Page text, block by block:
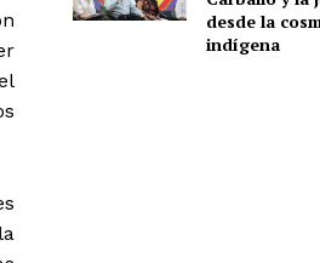
desde la
indígena